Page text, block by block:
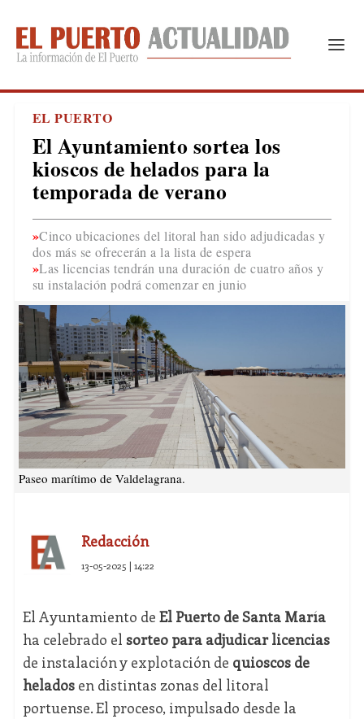
EL PUERTO
El Ayuntamiento sortea los
kioscos de helados para la
temporada de verano
Cinco ubicaciones del litoral han sido adjudicadas y
dos más se ofrecerán a la lista de espera
Las licencias tendrán una duración de cuatro años y
su instalación podrá comenzar en junio
Paseo marítimo de Valdelagrana.
Redacción
13-05-2025 | 14:22
El Ayuntamiento de El Puerto de Santa María
ha celebrado el sorteo para adjudicar licencias
de instalación y explotación de quioscos de
heladosen distintas zonas del litoral
portuense. El proceso, impulsado desde la